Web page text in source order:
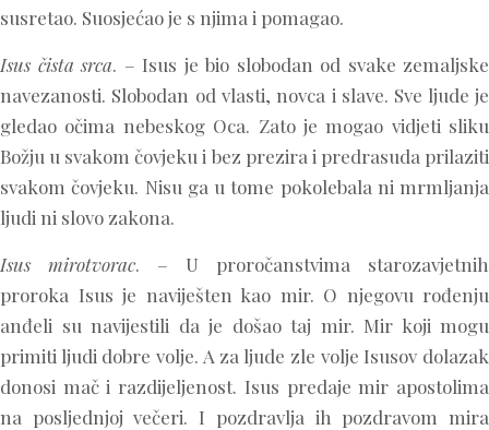
susretao. Suosjećao je s njima i pomagao.
Isus čista srca. – Isus je bio slobodan od svake zemaljske
navezanosti. Slobodan od vlasti, novca i slave. Sve ljude je
gledao očima nebeskog Oca. Zato je mogao vidjeti sliku
Božju u svakom čovjeku i bez prezira i predrasuda prilaziti
svakom čovjeku. Nisu ga u tome pokolebala ni mrmljanja
ljudi ni slovo zakona.
Isus mirotvorac. – U proročanstvima starozavjetnih
proroka Isus je naviješten kao mir. O njegovu rođenju
anđeli su navijestili da je došao taj mir. Mir koji mogu
primiti ljudi dobre volje. A za ljude zle volje Isusov dolazak
donosi mač i razdijeljenost. Isus predaje mir apostolima
na posljednjoj večeri. I pozdravlja ih pozdravom mira